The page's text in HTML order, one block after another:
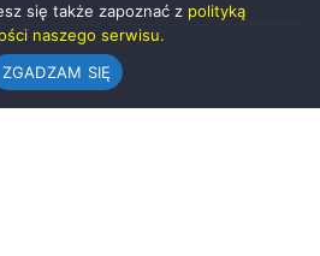
się także zapoznać z polityką
naszego serwisu.
ZGADZAM SIĘ